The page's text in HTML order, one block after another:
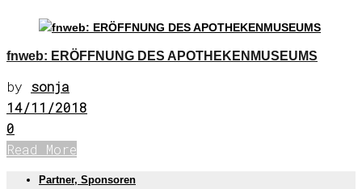
fnweb: ERÖFFNUNG DES APOTHEKENMUSEUMS
by sonja
14/11/2018
0
Read More
Partner, Sponsoren